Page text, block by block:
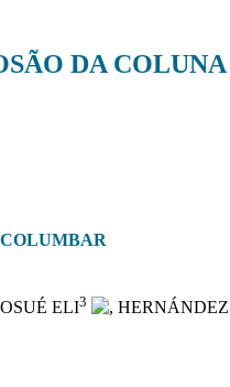
DA
ELI3 ,